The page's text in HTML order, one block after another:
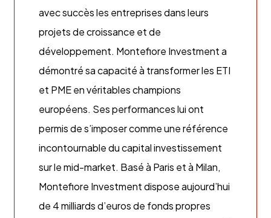
avec succès les entreprises dans leurs
projets de croissance et de
développement. Montefiore Investment a
démontré sa capacité à transformer les ETI
et PME en véritables champions
européens. Ses performances lui ont
permis de s’imposer comme une référence
incontournable du capital investissement
sur le mid-market. Basé à Paris et à Milan,
Montefiore Investment dispose aujourd’hui
de 4 milliards d’euros de fonds propres